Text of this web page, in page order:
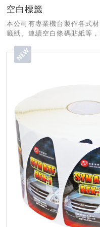
空白標籤
本公司有專業機台製作各式
籤紙、連續空白條碼貼紙等